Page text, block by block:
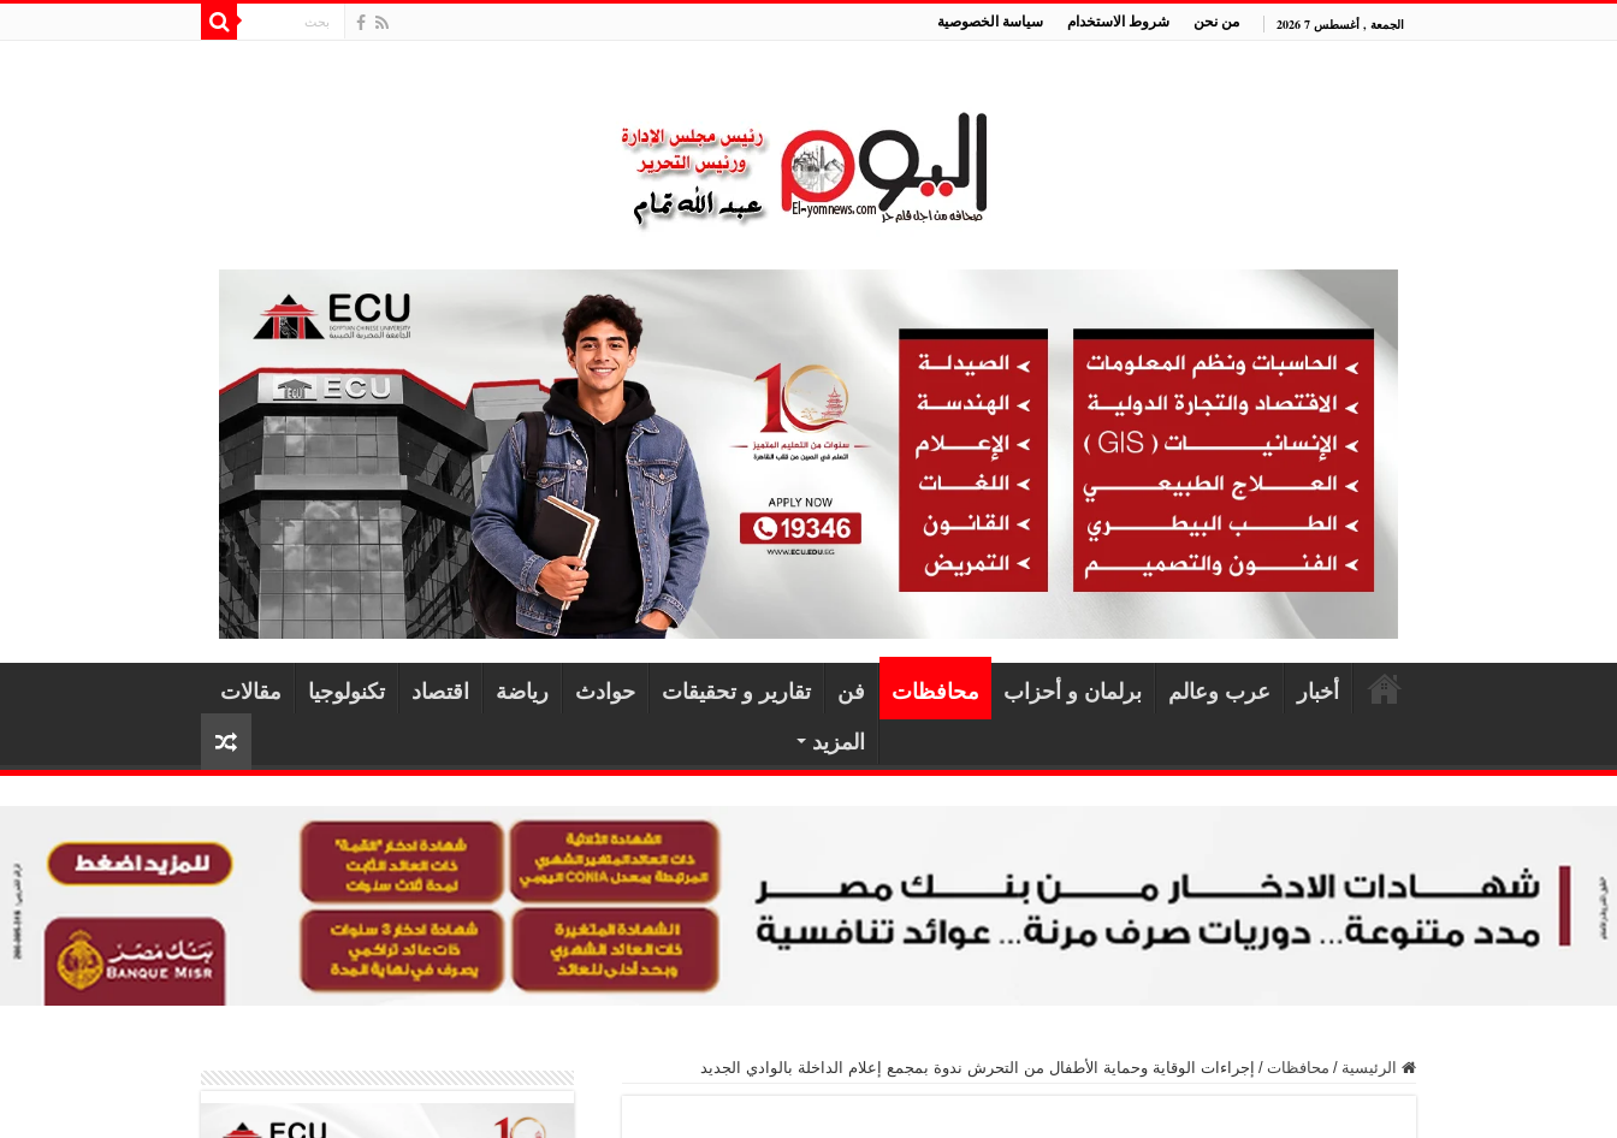
الجمعة , أغسطس 7 2026 من نحن شروط الاستخدام سياسة الخصوصية
أخبار عرب وعالم برلمان و أحزاب محافظات فن تقارير و تحقيقات حوادث رياضة اقتصاد تكنولوجيا
مقالات
المزيد
الرئيسية / محافظات / إجراءات الوقاية وحماية الأطفال من التحرش ندوة بمجمع إعلام الداخلة بالوادي الجديد